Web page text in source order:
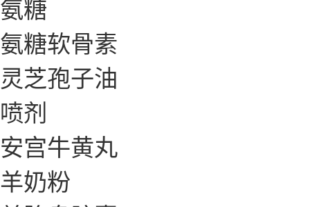
氨糖
氨糖软骨素
灵芝孢子油
喷剂
安宫牛黄丸
羊奶粉